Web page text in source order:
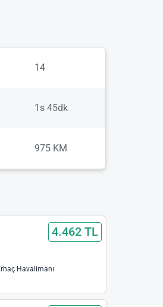
14
1s 45dk
975 KM
4.462 TL
Havalimanı